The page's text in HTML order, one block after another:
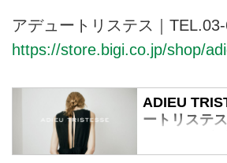
アデュートリステス｜
https://store.bigi.co.jp/shop/
ADIEU
ートリステ
STORE (ビ
ア)